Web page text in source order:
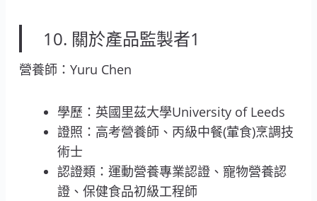
10. 關於產品監製者1
營養師：Yuru Chen
學歷：英國里茲大學University of Leeds
證照：高考營養師、丙級中餐(葷食)烹調技
術士
認證類：運動營養專業認證、寵物營養認
證、保健食品初級工程師